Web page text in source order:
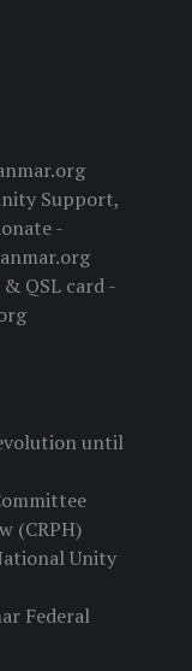
Support,
-
QSL card -
until
(CRPH)
Unity
Federal